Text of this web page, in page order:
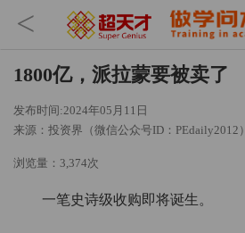
<
1800亿，派拉蒙要被卖了
发布时间:2024年05月11日
来源：投资界（微信公众号ID：PEdaily2012）
浏览量：3,374次
一笔史诗级收购即将诞生。